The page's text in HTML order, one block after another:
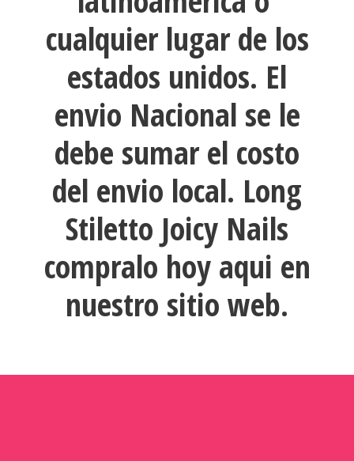
cualquier lugar de los
estados unidos. El
envio Nacional se le
debe sumar el costo
del envio local. Long
Stiletto Joicy Nails
compralo hoy aqui en
nuestro sitio web.